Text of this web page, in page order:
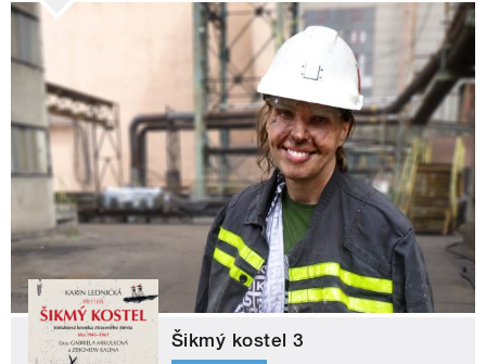
Šikmý kostel 3